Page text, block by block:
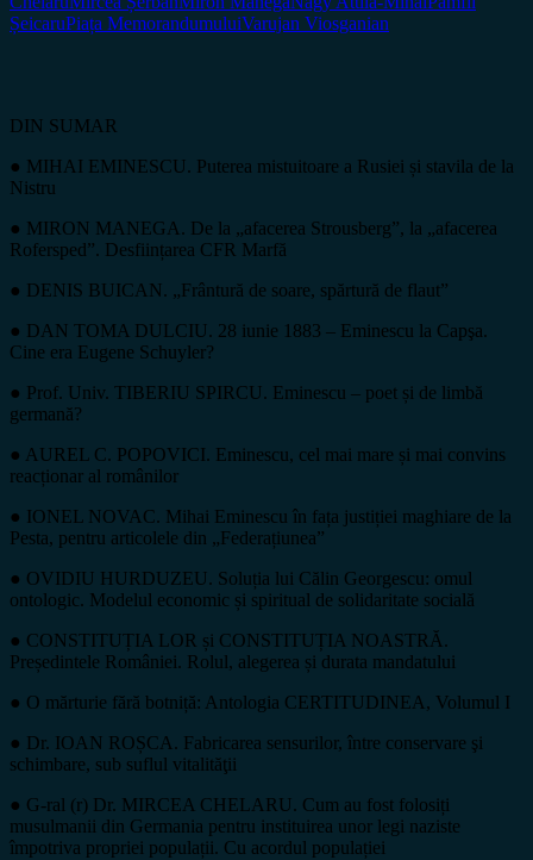
ȘeicaruPiața MemorandumuluiVarujan Viosganian
DIN SUMAR
● MIHAI EMINESCU. Puterea mistuitoare a Rusiei și stavila de la
Nistru
● MIRON MANEGA. De la „afacerea Strousberg”, la „afacerea
Rofersped”. Desființarea CFR Marfă
● DENIS BUICAN. „Frântură de soare, spărtură de flaut”
● DAN TOMA DULCIU. 28 iunie 1883 – Eminescu la Capşa.
Cine era Eugene Schuyler?
● Prof. Univ. TIBERIU SPIRCU. Eminescu – poet și de limbă
germană?
● AUREL C. POPOVICI. Eminescu, cel mai mare și mai convins
reacționar al românilor
● IONEL NOVAC. Mihai Eminescu în fața justiției maghiare de la
Pesta, pentru articolele din „Federațiunea”
● OVIDIU HURDUZEU. Soluția lui Călin Georgescu: omul
ontologic. Modelul economic și spiritual de solidaritate socială
● CONSTITUȚIA LOR și CONSTITUȚIA NOASTRĂ.
Președintele României. Rolul, alegerea și durata mandatului
● O mărturie fără botniță: Antologia CERTITUDINEA, Volumul I
● Dr. IOAN ROȘCA. Fabricarea sensurilor, între conservare şi
schimbare, sub suflul vitalităţii
● G-ral (r) Dr. MIRCEA CHELARU. Cum au fost folosiți
musulmanii din Germania pentru instituirea unor legi naziste
împotriva propriei populații. Cu acordul populației